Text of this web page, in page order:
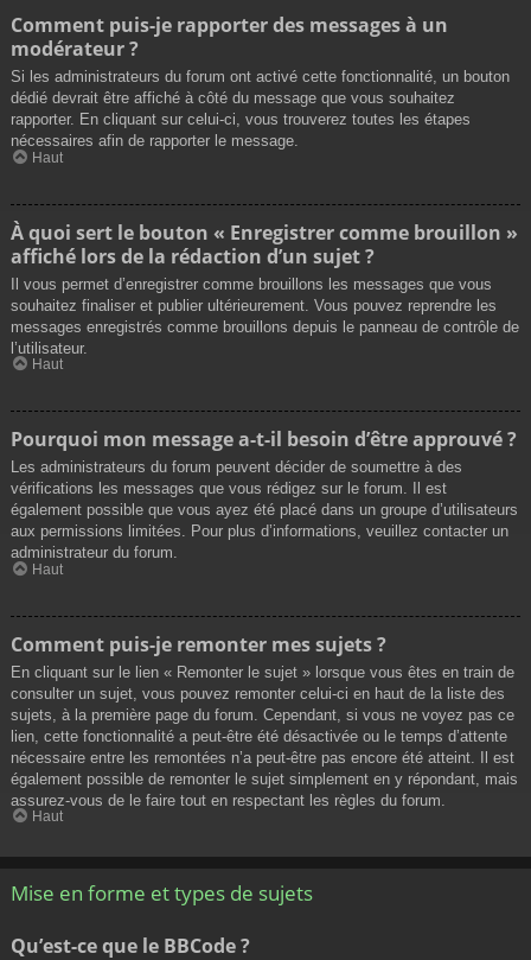
Comment puis-je rapporter des messages à un
modérateur ?
Si les administrateurs du forum ont activé cette fonctionnalité, un bouton
dédié devrait être affiché à côté du message que vous souhaitez
rapporter. En cliquant sur celui-ci, vous trouverez toutes les étapes
nécessaires afin de rapporter le message.
Haut
À quoi sert le bouton « Enregistrer comme brouillon »
affiché lors de la rédaction d’un sujet ?
Il vous permet d’enregistrer comme brouillons les messages que vous
souhaitez finaliser et publier ultérieurement. Vous pouvez reprendre les
messages enregistrés comme brouillons depuis le panneau de contrôle de
l’utilisateur.
Haut
Pourquoi mon message a-t-il besoin d’être approuvé ?
Les administrateurs du forum peuvent décider de soumettre à des
vérifications les messages que vous rédigez sur le forum. Il est
également possible que vous ayez été placé dans un groupe d’utilisateurs
aux permissions limitées. Pour plus d’informations, veuillez contacter un
administrateur du forum.
Haut
Comment puis-je remonter mes sujets ?
En cliquant sur le lien « Remonter le sujet » lorsque vous êtes en train de
consulter un sujet, vous pouvez remonter celui-ci en haut de la liste des
sujets, à la première page du forum. Cependant, si vous ne voyez pas ce
lien, cette fonctionnalité a peut-être été désactivée ou le temps d’attente
nécessaire entre les remontées n’a peut-être pas encore été atteint. Il est
également possible de remonter le sujet simplement en y répondant, mais
assurez-vous de le faire tout en respectant les règles du forum.
Haut
Mise en forme et types de sujets
Qu’est-ce que le BBCode ?